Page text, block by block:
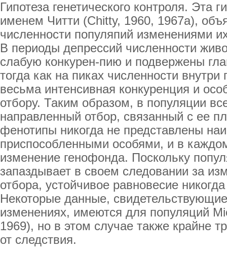
Гипотеза генетического контроля. Эта
именем Читти (Chitty, 1960, 1967а),
численности популяпий изменениями
В периоды депрессий численности
слабую конкурен-пию и подвержены
тогда как на пиках численности
весьма интенсивная конкуренция и
отбору. Таким образом, в популяции
направленный отбор, связанный с ее
фенотипы никогда не представлены
приспособленными особями, и в
изменение генофонда. Поскольку
запаздывает в своем следовании за
отбора, устойчивое равновесие
Некоторые данные, свидетельствующие
изменениях, имеются для популяций
1969), но в этом случае также крайне
от следствия.